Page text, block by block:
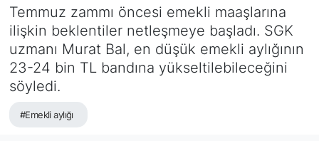
Temmuz zammı öncesi emekli maaşlarına
ilişkin beklentiler netleşmeye başladı. SGK
uzmanı Murat Bal, en düşük emekli aylığının
23-24 bin TL bandına yükseltilebileceğini
söyledi.
#Emekli aylığı
Kültür ve Sanat
Eğitim
Bilim ve Teknoloji
Yazı Dizisi
Süper Lig Puan Durumu ve Fikstür
Tüm Manşetler
Son Dakika Haberleri
Haber Arşivi